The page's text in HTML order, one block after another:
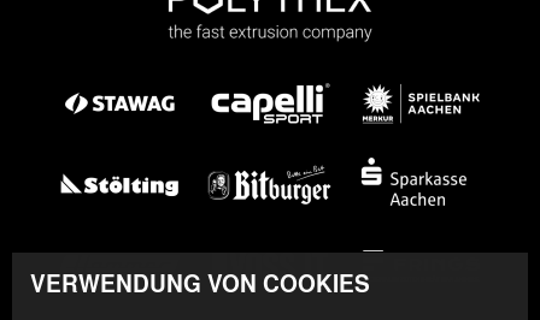
VERWENDUNG VON COOKIES